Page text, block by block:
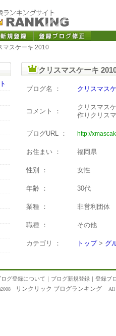
マスケーキ 2010
クリスマスケーキ
ブログ名 ： クリスマス
コメント ：
クリスマス
作りクリス
ブログURL ： http://
お住まい ： 福岡県
性別 ： 女性
年齢 ： 30代
業種 ： 非営利団体
職種 ： その他
カテゴリ ： トップ> グ
ログ登録について ｜ ブログ新規登録 ｜ 登録ブ
リンクリック ブログランキング All